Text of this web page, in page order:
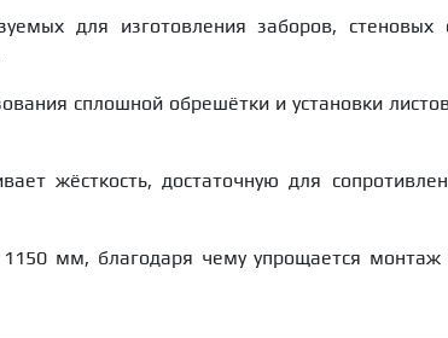
для изготовления заборов, стеновых
сплошной обрешётки и установки
жёсткость, достаточную для
мм, благодаря чему упрощается монтаж